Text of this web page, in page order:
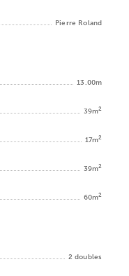
Pierre Roland
13.00m
39m2
17m2
39m2
60m2
2 doubles